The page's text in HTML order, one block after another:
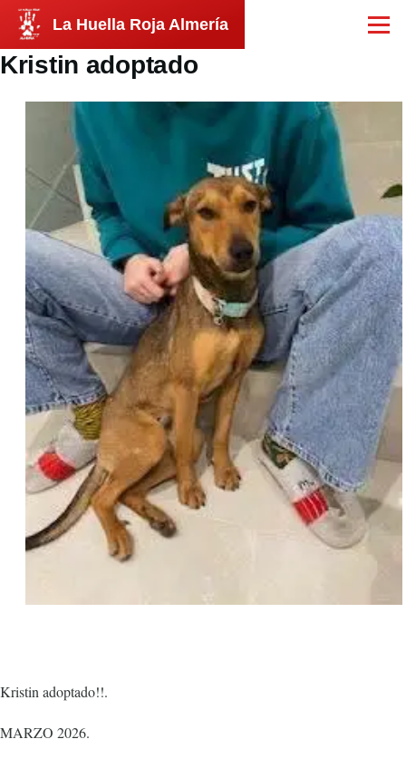
Pasar al contenido principal
La Huella Roja Almería Menú
Kristin adoptado
Kristin adoptado!!.
MARZO 2026.